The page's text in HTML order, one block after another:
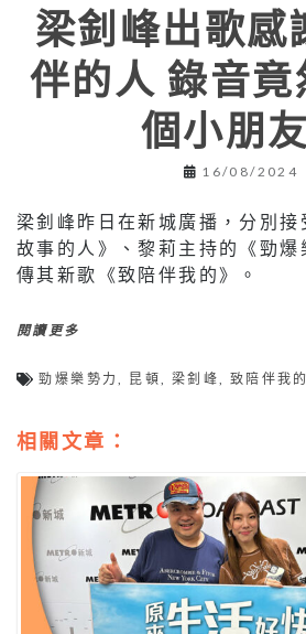
梁釗峰出歌感
伴的人 錄音
個小朋
16/08/2024
梁釗峰昨日在新城廣播，分別接
故事的人》、黎莉主持的《勁爆
傳其新歌《致陪伴我的》。
閱讀更多
勁爆樂勢力, 昆頓, 梁釗峰, 致陪伴我的
相關文章：